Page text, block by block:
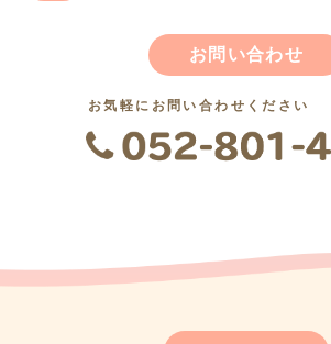
お問い合わせ
お気軽にお問い合わせください